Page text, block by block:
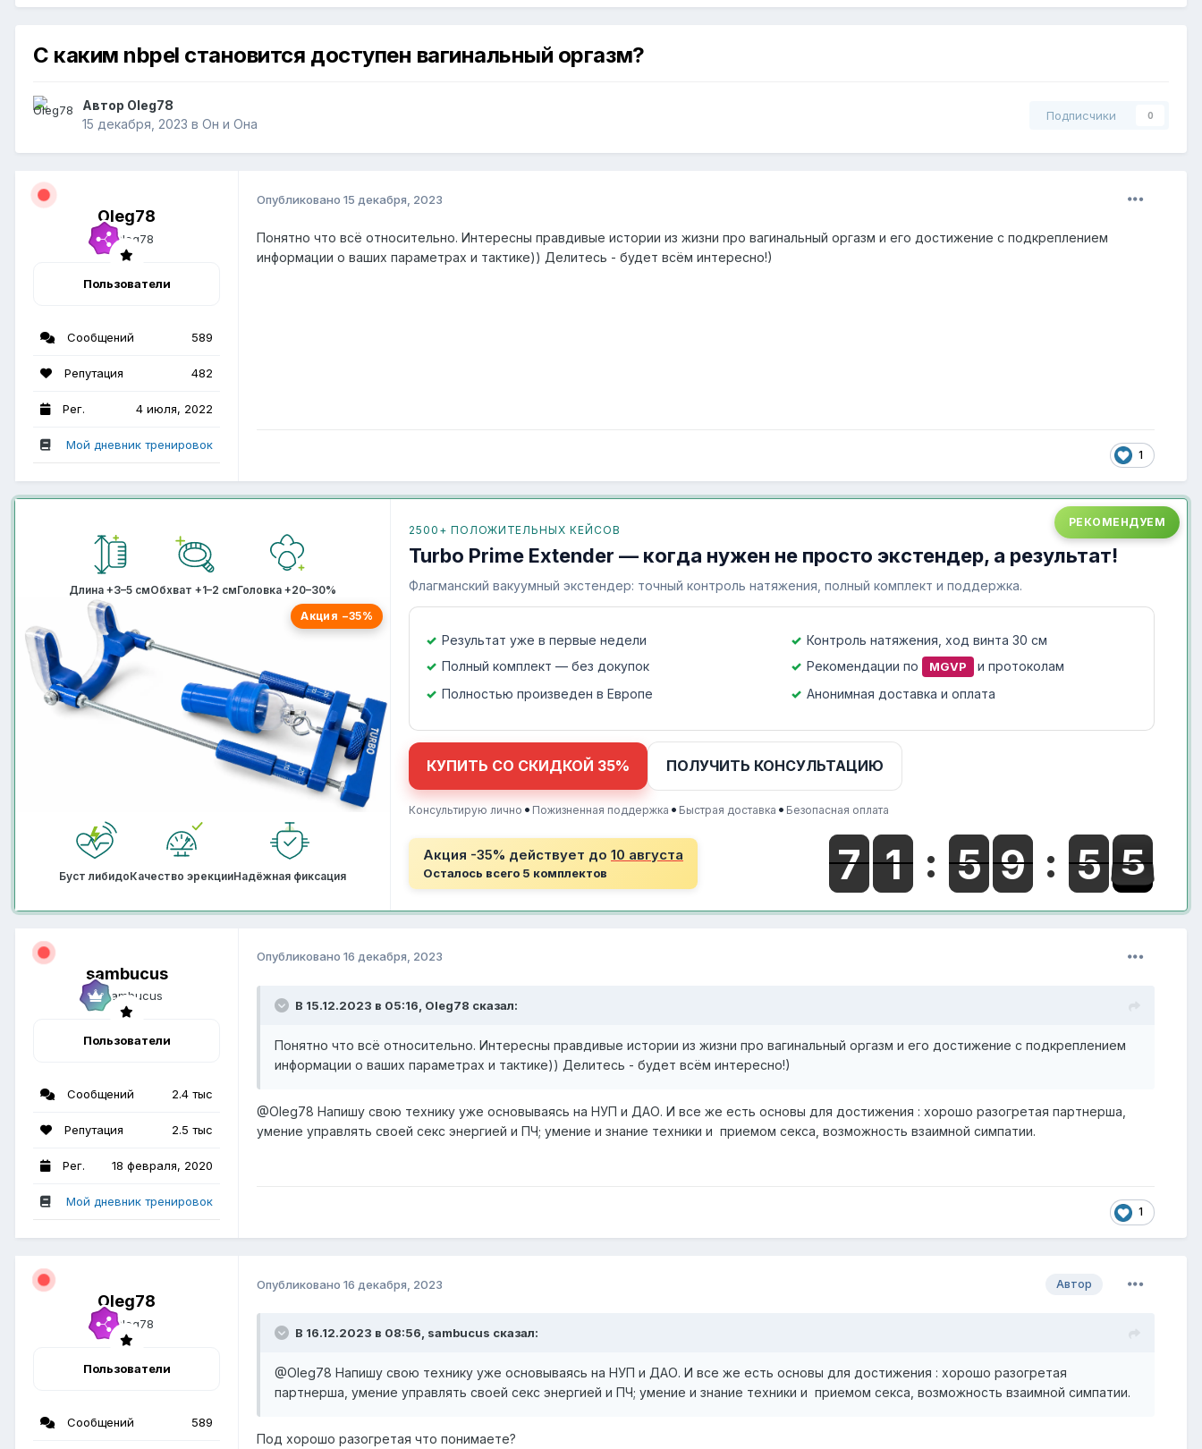
С каким nbpel становится доступен вагинальный оргазм?
Автор Oleg78
15 декабря, 2023 в Он и Она
Подписчики 0
Oleg78
Пользователи
Сообщений 589
Репутация 482
Рег. 4 июля, 2022
Мой дневник тренировок
Опубликовано 15 декабря, 2023
Понятно что всё относительно. Интересны правдивые истории из жизни про вагинальный оргазм и его достижение с подкреплением
информации о ваших параметрах и тактике)) Делитесь - будет всём интересно!)
1
Длина +3–5 смОбхват +1–2 смГоловка +20–30%
Акция −35%
Буст либидоКачество эрекцииНадёжная фиксация
РЕКОМЕНДУЕМ
2500+ ПОЛОЖИТЕЛЬНЫХ КЕЙСОВ
Turbo Prime Extender — когда нужен не просто экстендер, а результат!
Флагманский вакуумный экстендер: точный контроль натяжения, полный комплект и поддержка.
Результат уже в первые недели
Контроль натяжения, ход винта 30 см
Полный комплект — без докупок
Рекомендации по MGVP
и протоколам
Полностью произведен в Европе
Анонимная доставка и оплата
КУПИТЬ СО СКИДКОЙ 35% ПОЛУЧИТЬ КОНСУЛЬТАЦИЮ
Консультирую лично • Пожизненная поддержка • Быстрая доставка • Безопасная оплата
Акция -35% действует до 10 августа
Осталось всего 5 комплектов
sambucus
Пользователи
Сообщений 2.4 тыс
Репутация 2.5 тыс
Рег. 18 февраля, 2020
Мой дневник тренировок
Опубликовано 16 декабря, 2023
В 15.12.2023 в 05:16, Oleg78 сказал:
Понятно что всё относительно. Интересны правдивые истории из жизни про вагинальный оргазм и его достижение с подкреплением
информации о ваших параметрах и тактике)) Делитесь - будет всём интересно!)
@Oleg78 Напишу свою технику уже основываясь на НУП и ДАО. И все же есть основы для достижения : хорошо разогретая партнерша,
умение управлять своей секс энергией и ПЧ; умение и знание техники и приемом секса, возможность взаимной симпатии.
1
Oleg78
Пользователи
Сообщений 589
Автор
Опубликовано 16 декабря, 2023
В 16.12.2023 в 08:56, sambucus сказал:
@Oleg78 Напишу свою технику уже основываясь на НУП и ДАО. И все же есть основы для достижения : хорошо разогретая
партнерша, умение управлять своей секс энергией и ПЧ; умение и знание техники и приемом секса, возможность взаимной симпатии.
Под хорошо разогретая что понимаете?